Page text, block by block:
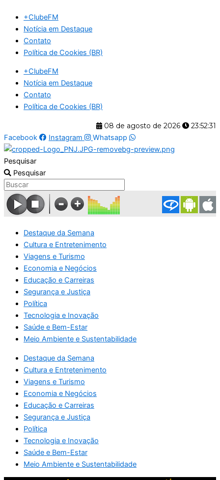
para
conteúdo
+ClubeFM
Notícia em Destaque
Contato
Política de Cookies (BR)
+ClubeFM
Notícia em Destaque
Contato
Política de Cookies (BR)
08 de agosto de 2026
23:52:32
Facebook
Instagram Whatsapp
Pesquisar
Pesquisar
Destaque da Semana
Cultura e Entretenimento
Viagens e Turismo
Economia e Negócios
Educação e Carreiras
Segurança e Justiça
Política
Tecnologia e Inovação
Saúde e Bem-Estar
Meio Ambiente e Sustentabilidade
Destaque da Semana
Cultura e Entretenimento
Viagens e Turismo
Economia e Negócios
Educação e Carreiras
Segurança e Justiça
Política
Tecnologia e Inovação
Saúde e Bem-Estar
Meio Ambiente e Sustentabilidade